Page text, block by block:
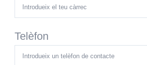
Telèfon